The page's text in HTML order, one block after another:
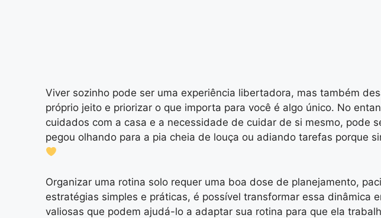
Viver sozinho pode ser uma experiência libertadora, mas também
próprio jeito e priorizar o que importa para você é algo único. No
cuidados com a casa e a necessidade de cuidar de si mesmo, pode
pegou olhando para a pia cheia de louça ou adiando tarefas porque
Organizar uma rotina solo requer uma boa dose de planejamento,
estratégias simples e práticas, é possível transformar essa dinâmica
valiosas que podem ajudá-lo a adaptar sua rotina para que ela